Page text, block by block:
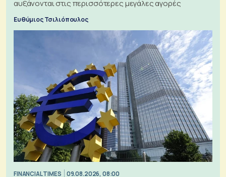
αυξάνονται στις περισσότερες μεγάλες αγορές
Ευθύμιος Τσιλιόπουλος
FINANCIAL TIMES 09.08.2026, 08:00